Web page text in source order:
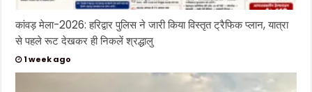
कांवड़ मेला-2026: हरिद्वार पुलिस ने जारी किया विस्तृत ट्रैफिक प्लान, यात्रा
से पहले रूट देखकर ही निकलें श्रद्धालु
1 week ago